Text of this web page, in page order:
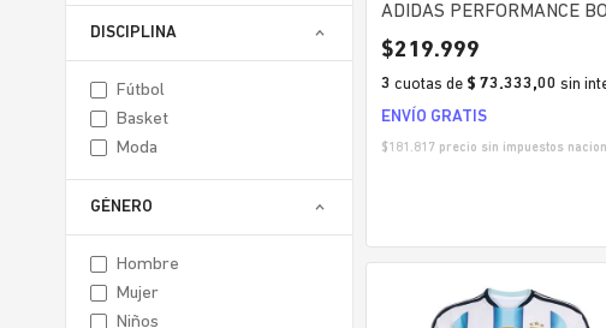
DISCIPLINA
fútbol
basket
moda
GÉNERO
hombre
mujer
niños
ADIDAS PERFORMANCE
JUNIORS 3RA ALTERNATIVA
2026 HOMBRE
$219.999
3 cuotas de $ 73.333,00 sin
ENVÍO GRATIS
$181.817 precio sin impuestos